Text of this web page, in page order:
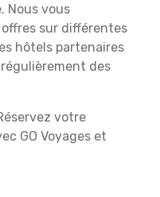
Nous vous
sur différentes
hôtels partenaires
des
votre
GO Voyages et